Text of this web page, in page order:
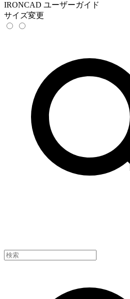
IRONCAD ユーザーガイド
サイズ変更